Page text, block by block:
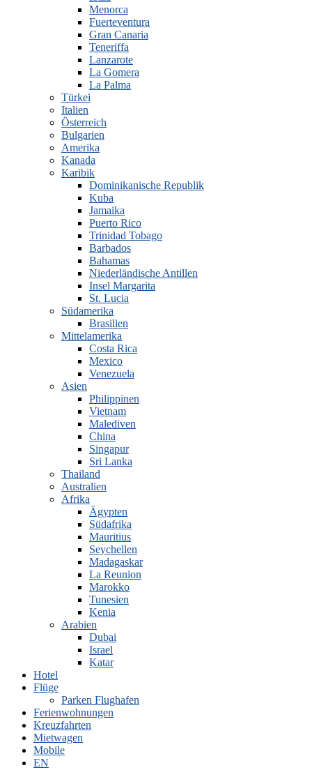
Menorca
Fuerteventura
Gran Canaria
Teneriffa
Lanzarote
La Gomera
La Palma
Türkei
Italien
Österreich
Bulgarien
Amerika
Kanada
Karibik
Dominikanische Republik
Kuba
Jamaika
Puerto Rico
Trinidad Tobago
Barbados
Bahamas
Niederländische Antillen
Insel Margarita
St. Lucia
Südamerika
Brasilien
Mittelamerika
Costa Rica
Mexico
Venezuela
Asien
Philippinen
Vietnam
Malediven
China
Singapur
Sri Lanka
Thailand
Australien
Afrika
Ägypten
Südafrika
Mauritius
Seychellen
Madagaskar
La Reunion
Marokko
Tunesien
Kenia
Arabien
Dubai
Israel
Katar
Hotel
Flüge
Parken Flughafen
Ferienwohnungen
Kreuzfahrten
Mietwagen
Mobile
EN